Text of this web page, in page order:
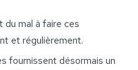
du mal à faire ces
et régulièrement.
fournissent désormais un